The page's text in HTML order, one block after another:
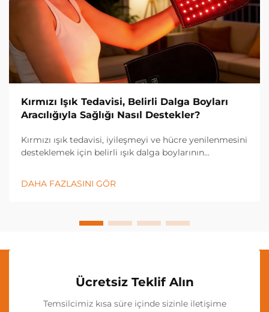
Kırmızı Işık Tedavisi, Belirli Dalga Boyları
Aracılığıyla Sağlığı Nasıl Destekler?
Kırmızı ışık tedavisi, iyileşmeyi ve hücre yenilenmesini
desteklemek için belirli ışık dalga boylarının
teknolojisi olarak öne çıkmıştır. Bu yenilikçi tedavi
yöntemi, kırmızı ve yakın...
DAHA FAZLASINI GÖR
Ücretsiz Teklif Alın
Temsilcimiz kısa süre içinde sizinle iletişime